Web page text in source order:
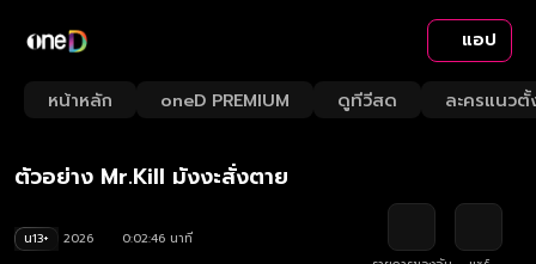
แอป
หน้าหลัก oneD PREMIUM ดูทีวีสด ละครแนวตั้
Mr.Kill มังงะสั่งตาย
Play
Video
Loaded:
1x
Rate
ตัวอย่าง Mr.Kill มังงะสั่งตาย
น13+ 2026
0:02:46 นาที